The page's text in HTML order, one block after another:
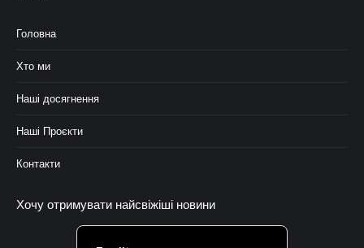
Головна
Хто ми
Наші досягнення
Наші Проєкти
Контакти
Хочу отримувати найсвіжіші новини